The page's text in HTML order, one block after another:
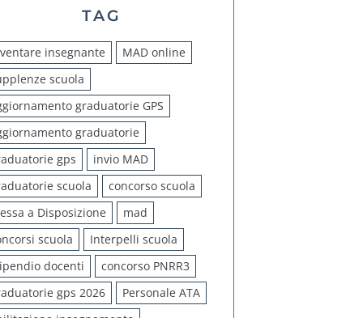
TAG
insegnante
MAD online
scuola
graduatorie GPS
graduatorie
gps
invio MAD
scuola
concorso scuola
a Disposizione
mad
scuola
Interpelli scuola
docenti
concorso PNRR3
gps 2026
Personale ATA